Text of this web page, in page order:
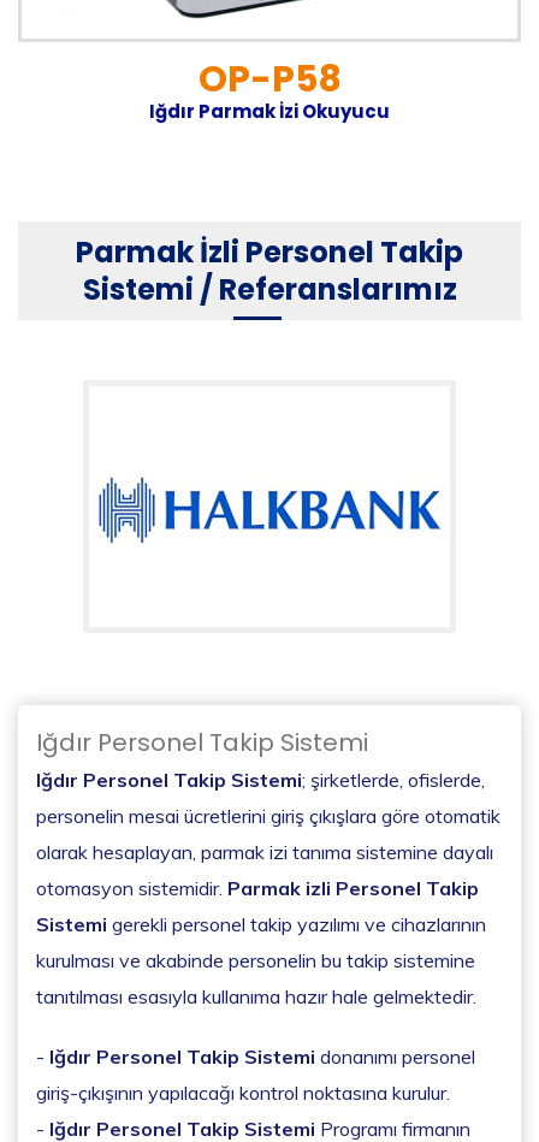
OP-P58
Iğdır Parmak İzi Okuyucu
Parmak İzli Personel Takip
Sistemi / Referanslarımız
Iğdır Personel Takip Sistemi
Iğdır Personel Takip Sistemi; şirketlerde, ofislerde,
personelin mesai ücretlerini giriş çıkışlara göre otomatik
olarak hesaplayan, parmak izi tanıma sistemine dayalı
otomasyon sistemidir. Parmak izli Personel Takip
Sistemi gerekli personel takip yazılımı ve cihazlarının
kurulması ve akabinde personelin bu takip sistemine
tanıtılması esasıyla kullanıma hazır hale gelmektedir.
- Iğdır Personel Takip Sistemi donanımı personel
giriş-çıkışının yapılacağı kontrol noktasına kurulur.
- Iğdır Personel Takip Sistemi Programı firmanın